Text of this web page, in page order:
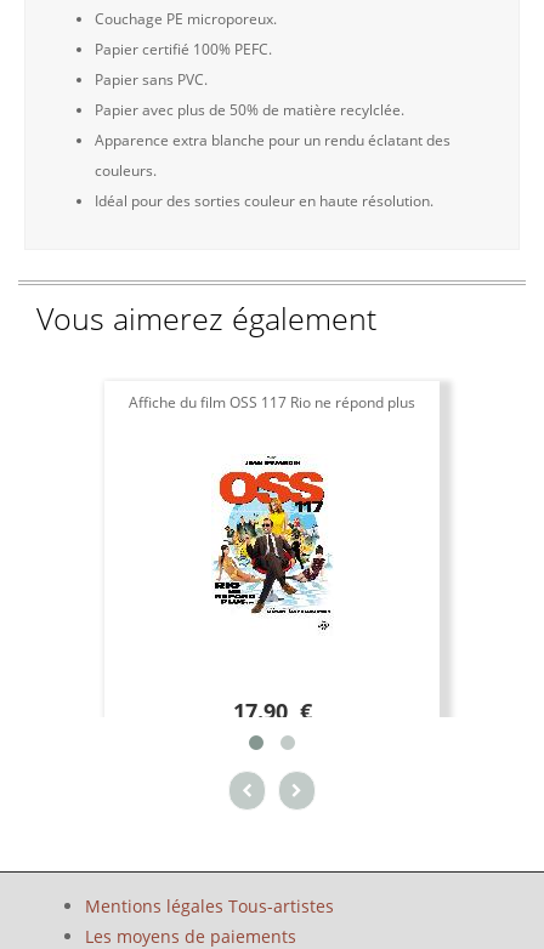
Couchage PE microporeux.
Papier certifié 100% PEFC.
Papier sans PVC.
Papier avec plus de 50% de matière recylclée.
Apparence extra blanche pour un rendu éclatant des
couleurs.
Idéal pour des sorties couleur en haute résolution.
Vous aimerez également
Affiche du film OSS 117 Rio ne répond plus
17.90 €
Mentions légales Tous-artistes
Les moyens de paiements